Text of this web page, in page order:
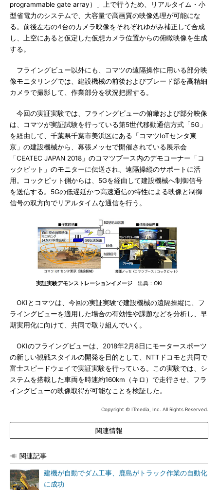
programmable gate array）」上で行うため、リアルタイム・小
型省電力のシステムで、大容量で高画質の映像処理が可能にな
る。前後左右の4台のカメラ映像をそれぞれゆがみ補正して合成
し、上空にあると仮定した仮想カメラ位置からの俯瞰映像を生成
する。
フライングビュー以外にも、コマツの遠隔操作に用いる部分映
像モニタリングでは、建設機械の前後およびブレード部を高精細
カメラで撮影して、作業部分を状況把握する。
今回の実証実験では、フライングビューの俯瞰および部分映像
は、コマツが実証試験を行っている第5世代移動通信方式「5G」
を経由して、千葉県千葉市美浜区にある「コマツIoTセンタ東
京」の建設機械から、幕張メッセで開催されている展示会
「CEATEC JAPAN 2018」のコマツブース内のデモコーナー「コ
ックピット」のモニターに伝送され、遠隔操縦のサポートに活
用。コックピット側からは、5Gを経由して建設機械へ制御信号
を送信する。5Gの低遅延かつ高速通信の特性による映像と制御
信号の双方向でリアルタイムな通信を行う。
実証実験デモンストレーションイメージ 出典：OKI
OKIとコマツは、今回の実証実験で建設機械の遠隔操縦に、フ
ライングビューを適用した場合の有効性や課題などを分析し、早
期実用化に向けて、共同で取り組んでいく。
OKIのフライングビューは、2018年2月8日にモータースポーツ
の新しい観戦スタイルの開発を目的として、NTTドコモと共同で
富士スピードウェイで実証実験を行っている。この実験では、シ
ステムを搭載した車両を時速約160km（キロ）で走行させ、フラ
イングビューの映像取得が可能なことを検証した。
Copyright © ITmedia, Inc. All Rights Reserved.
関連情報
関連記事
建機が自動でダム工事、鹿島がトラック作業の自動化
に成功